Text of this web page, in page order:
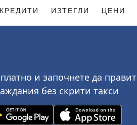
ИЗТЕГЛИ ЦЕНИ
и започнете да
без скрити такси